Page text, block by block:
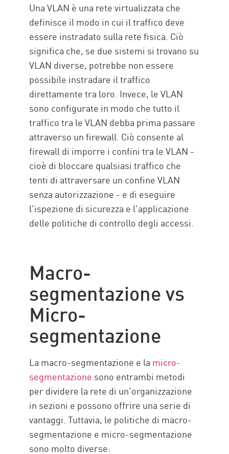
Una VLAN è una rete virtualizzata che
definisce il modo in cui il traffico deve
essere instradato sulla rete fisica. Ciò
significa che, se due sistemi si trovano su
VLAN diverse, potrebbe non essere
possibile instradare il traffico
direttamente tra loro. Invece, le VLAN
sono configurate in modo che tutto il
traffico tra le VLAN debba prima passare
attraverso un firewall. Ciò consente al
firewall di imporre i confini tra le VLAN -
cioè di bloccare qualsiasi traffico che
tenti di attraversare un confine VLAN
senza autorizzazione - e di eseguire
l'ispezione di sicurezza e l'applicazione
delle politiche di controllo degli accessi.
Macro-
segmentazione vs
Micro-
segmentazione
La macro-segmentazione e la micro-
segmentazione sono entrambi metodi
per dividere la rete di un'organizzazione
in sezioni e possono offrire una serie di
vantaggi. Tuttavia, le politiche di macro-
segmentazione e micro-segmentazione
sono molto diverse: